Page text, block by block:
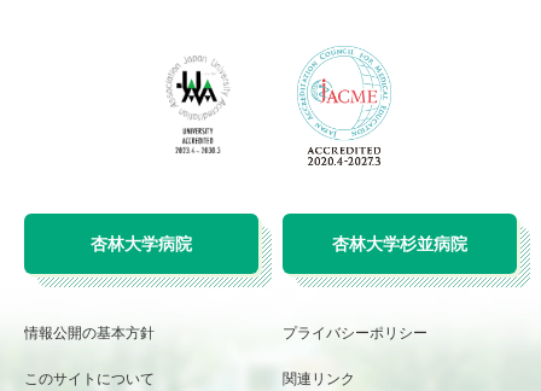
杏林大学病院 杏林大学杉並病院
情報公開の基本方針 プライバシーポリシー
このサイトについて 関連リンク